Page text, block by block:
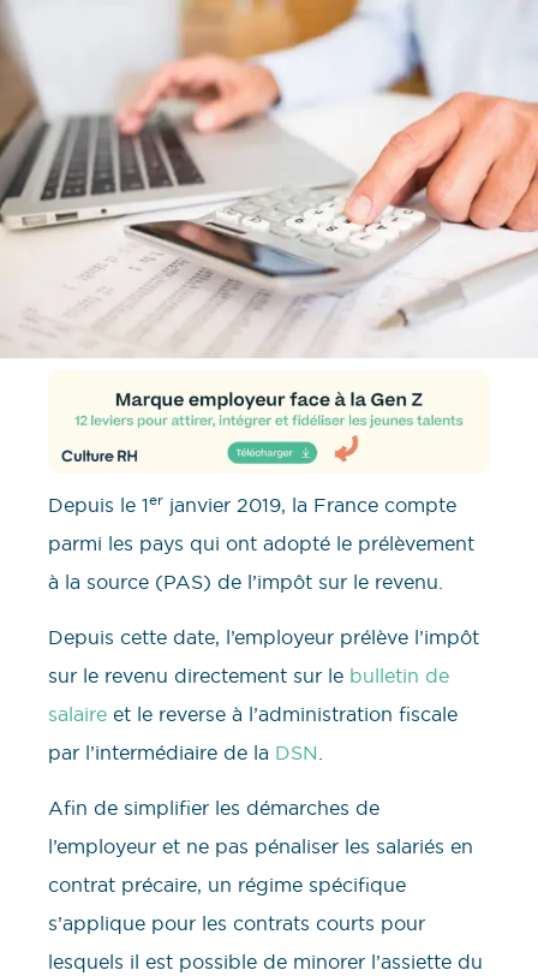
Depuis le 1er janvier 2019, la France compte
parmi les pays qui ont adopté le prélèvement
à la source (PAS) de l’impôt sur le revenu.
Depuis cette date, l’employeur prélève l’impôt
sur le revenu directement sur le bulletin de
salaire et le reverse à l’administration fiscale
par l’intermédiaire de la DSN
Afin de simplifier les démarches de
l’employeur et ne pas pénaliser les salariés en
contrat précaire, un régime spécifique
s’applique pour les contrats courts pour
lesquels il est possible de minorer l’assiette du